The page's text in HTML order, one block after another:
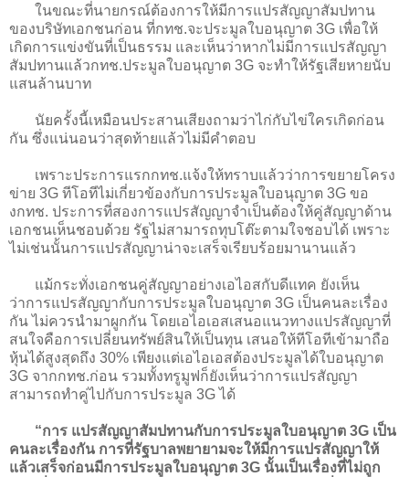
ในขณะที่นายกรณ์ต้องการให้มีการแปรสัญญาสัมปทาน
ของบริษัทเอกชนก่อน ที่กทช.จะประมูลใบอนุญาต 3G เพื่อให้
เกิดการแข่งขันที่เป็นธรรม และเห็นว่าหากไม่มีการแปรสัญญา
สัมปทานแล้วกทช.ประมูลใบอนุญาต 3G จะทำให้รัฐเสียหายนับ
แสนล้านบาท
นัยครั้งนี้เหมือนประสานเสียงถามว่าไก่กับไข่ใครเกิดก่อน
กัน ซึ่งแน่นอนว่าสุดท้ายแล้วไม่มีคำตอบ
เพราะประการแรกกทช.แจ้งให้ทราบแล้วว่าการขยายโครง
ข่าย 3G ทีโอทีไม่เกี่ยวข้องกับการประมูลใบอนุญาต 3G ขอ
งกทช. ประการที่สองการแปรสัญญาจำเป็นต้องให้คู่สัญญาด้าน
เอกชนเห็นชอบด้วย รัฐไม่สามารถทุบโต๊ะตามใจชอบได้ เพราะ
ไม่เช่นนั้นการแปรสัญญาน่าจะเสร็จเรียบร้อยมานานแล้ว
แม้กระทั่งเอกชนคู่สัญญาอย่างเอไอสกับดีแทค ยังเห็น
ว่าการแปรสัญญากับการประมูลใบอนุญาต 3G เป็นคนละเรื่อง
กัน ไม่ควรนำมาผูกกัน โดยเอไอเอสเสนอแนวทางแปรสัญญาที่
สนใจคือการเปลี่ยนทรัพย์สินให้เป็นทุน เสนอให้ทีโอทีเข้ามาถือ
หุ้นได้สูงสุดถึง 30% เพียงแต่เอไอเอสต้องประมูลได้ใบอนุญาต
3G จากกทช.ก่อน รวมทั้งทรูมูฟก็ยังเห็นว่าการแปรสัญญา
สามารถทำคู่ไปกับการประมูล 3G ได้
“การ แปรสัญญาสัมปทานกับการประมูลใบอนุญาต 3G เป็น
คนละเรื่องกัน การที่รัฐบาลพยายามจะให้มีการแปรสัญญาให้
แล้วเสร็จก่อนมีการประมูลใบอนุญาต 3G นั้นเป็นเรื่องที่ไม่ถูก